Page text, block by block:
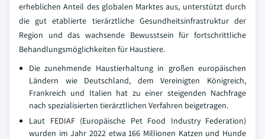
erheblichen Anteil des globalen Marktes aus, unterstützt durch
die gut etablierte tierärztliche Gesundheitsinfrastruktur der
Region und das wachsende Bewusstsein für fortschrittliche
Behandlungsmöglichkeiten für Haustiere.
Die zunehmende Haustierhaltung in großen europäischen
Ländern wie Deutschland, dem Vereinigten Königreich,
Frankreich und Italien hat zu einer steigenden Nachfrage
nach spezialisierten tierärztlichen Verfahren beigetragen.
Laut FEDIAF (Europäische Pet Food Industry Federation)
wurden im Jahr 2022 etwa 166 Millionen Katzen und Hunde